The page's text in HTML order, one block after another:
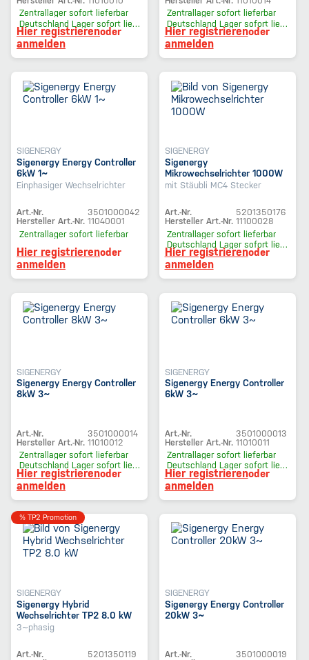
Zentrallager sofort lieferbar
Deutschland Lager sofort lieferbar
Hier registrierenoder
anmelden
Zentrallager sofort lieferbar
Deutschland Lager sofort lieferbar
Hier registrierenoder
anmelden
SIGENERGY
Sigenergy Energy Controller
6kW 1~
Einphasiger Wechselrichter
Art.-Nr.
3501000042
Hersteller Art.-Nr. 11040001
Zentrallager sofort lieferbar
Hier registrierenoder
anmelden
SIGENERGY
Sigenergy
Mikrowechselrichter 1000W
mit Stäubli MC4 Stecker
Art.-Nr.
5201350176
Hersteller Art.-Nr. 11100028
Zentrallager sofort lieferbar
Deutschland Lager sofort lieferbar
Hier registrierenoder
anmelden
SIGENERGY
Sigenergy Energy Controller
8kW 3~
Art.-Nr.
3501000014
Hersteller Art.-Nr. 11010012
Zentrallager sofort lieferbar
Deutschland Lager sofort lieferbar
Hier registrierenoder
anmelden
SIGENERGY
Sigenergy Energy Controller
6kW 3~
Art.-Nr.
3501000013
Hersteller Art.-Nr. 11010011
Zentrallager sofort lieferbar
Deutschland Lager sofort lieferbar
Hier registrierenoder
anmelden
% TP2 Promotion
SIGENERGY
Sigenergy Hybrid
Wechselrichter TP2 8.0 kW
3~phasig
Art.-Nr.
5201350119
SIGENERGY
Sigenergy Energy Controller
20kW 3~
Art.-Nr.
3501000019